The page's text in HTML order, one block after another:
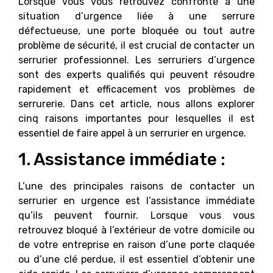
situation d’urgence liée à une serrure
défectueuse, une porte bloquée ou tout autre
problème de sécurité, il est crucial de contacter un
serrurier professionnel. Les serruriers d’urgence
sont des experts qualifiés qui peuvent résoudre
rapidement et efficacement vos problèmes de
serrurerie. Dans cet article, nous allons explorer
cinq raisons importantes pour lesquelles il est
essentiel de faire appel à un serrurier en urgence.
1. Assistance immédiate :
L’une des principales raisons de contacter un
serrurier en urgence est l’assistance immédiate
qu’ils peuvent fournir. Lorsque vous vous
retrouvez bloqué à l’extérieur de votre domicile ou
de votre entreprise en raison d’une porte claquée
ou d’une clé perdue, il est essentiel d’obtenir une